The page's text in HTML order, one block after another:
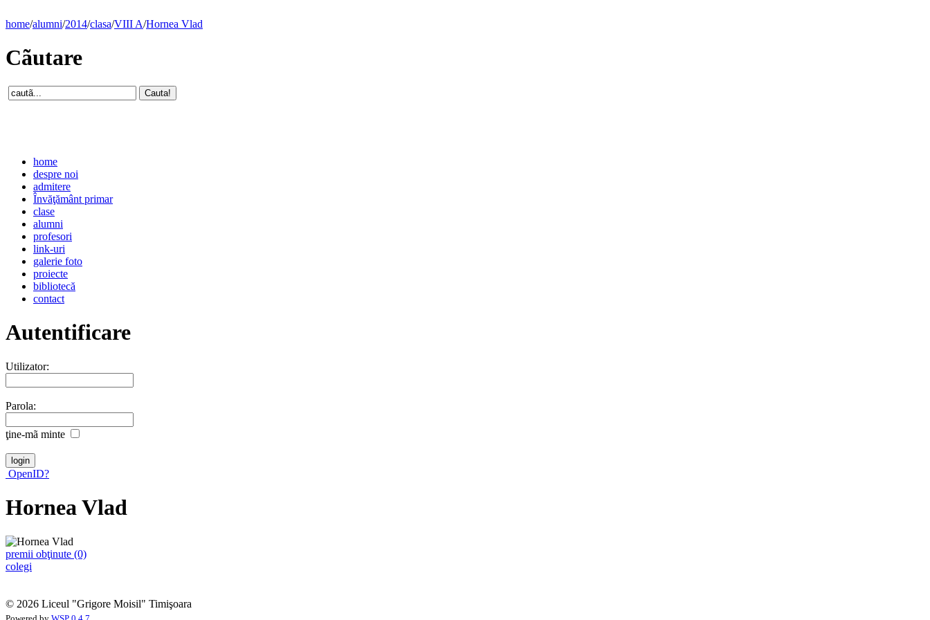
home/alumni/2014/clasa/VIII A/Hornea Vlad
Cãutare
home
despre noi
admitere
Învăţământ primar
clase
alumni
profesori
link-uri
galerie foto
proiecte
bibliotecă
contact
Autentificare
Utilizator:
Parola:
ţine-mã minte
OpenID?
Hornea Vlad
premii obţinute (0)
colegi
© 2026 Liceul "Grigore Moisil" Timişoara